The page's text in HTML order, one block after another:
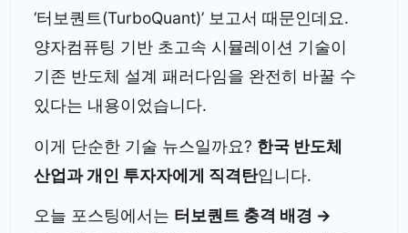
‘터보퀀트(TurboQuant)’ 보고서 때문인데요.
양자컴퓨팅 기반 초고속 시뮬레이션 기술이
기존 반도체 설계 패러다임을 완전히 바꿀 수
있다는 내용이었습니다.
이게 단순한 기술 뉴스일까요? 한국 반도체
산업과 개인 투자자에게 직격탄입니다.
오늘 포스팅에서는 터보퀀트 충격 배경 →